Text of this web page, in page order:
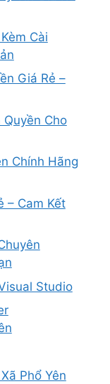
Cài
Giá Rẻ –
Quyền Cho
Chính Hãng
– Cam Kết
Studio
Phổ Yên